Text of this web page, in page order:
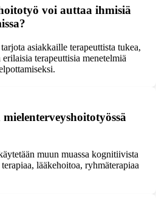
voi auttaa ihmisiä
asiakkaille terapeuttista tukea,
terapeuttisia menetelmiä
muun muassa kognitiivista
lääkehoitoa, ryhmäterapiaa